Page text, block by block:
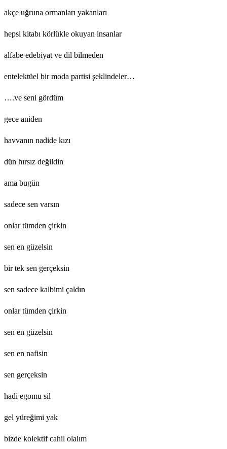
akçe uğruna ormanları yakanları
hepsi kitabı körlükle okuyan insanlar
alfabe edebiyat ve dil bilmeden
entelektüel bir moda partisi şeklindeler…
….ve seni gördüm
gece aniden
havvanın nadide kızı
dün hırsız değildin
ama bugün
sadece sen varsın
onlar tümden çirkin
sen en güzelsin
bir tek sen gerçeksin
sen sadece kalbimi çaldın
onlar tümden çirkin
sen en güzelsin
sen en nafisin
sen gerçeksin
hadi egomu sil
gel yüreğimi yak
bizde kolektif cahil olalım